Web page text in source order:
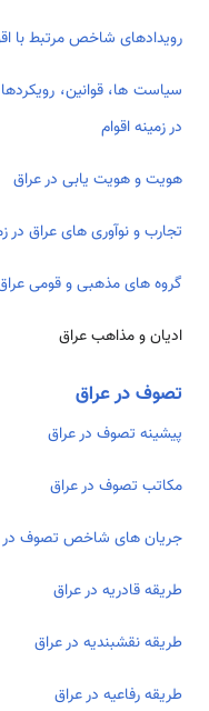
رویدادهای شاخص مرتبط با
سیاست ها، قوانین،
در زمینه اقوام
هویت و هویت یابی در عراق
تجارب و نوآوری های عراق در
گروه های مذهبی و قومی
ادیان و مذاهب عراق
تصوف در عراق
پیشینه تصوف در عراق
مکاتب تصوف در عراق
جریان های شاخص تصوف در
طریقه قادریه در عراق
طریقه نقشبنديه در عراق
طریقه رفاعيه در عراق